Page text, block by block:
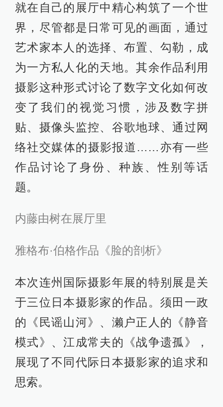
就在自己的展厅中精心构筑了一个世
界，尽管都是日常可见的画面，通过
艺术家本人的选择、布置、勾勒，成
为一方私人化的天地。其余作品利用
摄影这种形式讨论了数字文化如何改
变了我们的视觉习惯，涉及数字拼
贴、摄像头监控、谷歌地球、通过网
络社交媒体的摄影报道……亦有一些
作品讨论了身份、种族、性别等话
题。
内藤由树在展厅里
雅格布·伯格作品《脸的剖析》
本次连州国际摄影年展的特别展是关
于三位日本摄影家的作品。须田一政
的《民谣山河》、濑户正人的《静音
模式》、江成常夫的《战争遗孤》，
展现了不同代际日本摄影家的追求和
思索。